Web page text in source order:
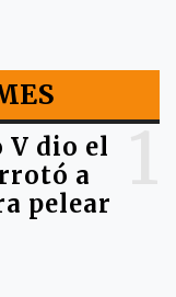
dio el
a
pelear